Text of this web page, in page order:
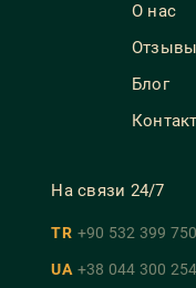
О нас
Отзывы
Блог
На связи 24/7
TR +90 532 399
UA +38 044 300